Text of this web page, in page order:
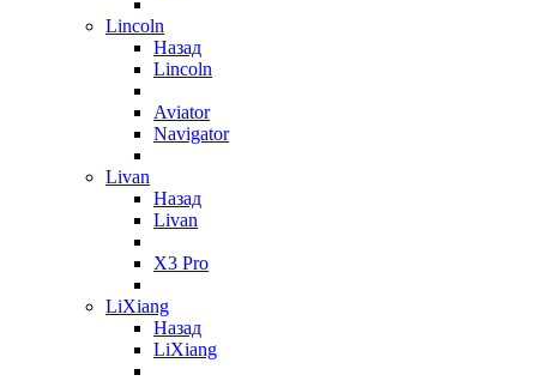
Lincoln
Назад
Lincoln
Aviator
Navigator
Livan
Назад
Livan
X3 Pro
LiXiang
Назад
LiXiang